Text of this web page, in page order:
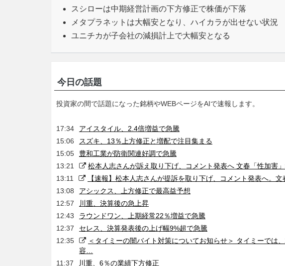
スシローは中期経営計画の下方修正で株価が下落
メタプラネットは大幅安となり、ハイカラが出せない状況
ユニチカが子会社の減損計上で大幅安となる
今日の話題
投資家の間で話題になった銘柄やWEBページをAIで速報します。
17:34
アイスタイル、2.4倍増益で急騰
15:06
スズキ、13％上方修正と増配で注目集まる
15:05
豊和工業が防衛関連好調で急騰
13:21
松本人志さんが訴え取り下げ、コメント発表へ 文春「性加害
13:11
【速報】松本人志さんが提訴を取り下げ、コメント発表へ。
13:08
アシックス、上方修正で最高益予想
12:57
川重、決算後の急上昇
12:43
ラウンドワン、上期経常22％増益で急騰
12:37
セレス、決算発表後の上げ幅9%超で急騰
12:35
＜タイミーの闇バイト対策についてお知らせ＞ タイミーでは
容…
11:37
川重、6％の業績下方修正